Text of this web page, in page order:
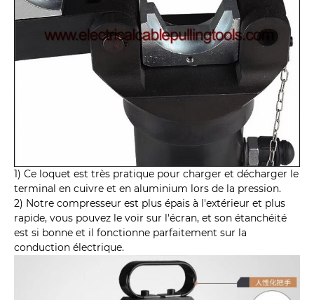
1) Ce loquet est très pratique pour charger et décharger le
terminal en cuivre et en aluminium lors de la pression.
2) Notre compresseur est plus épais à l'extérieur et plus
rapide, vous pouvez le voir sur l'écran, et son étanchéité
est si bonne et il fonctionne parfaitement sur la
conduction électrique.